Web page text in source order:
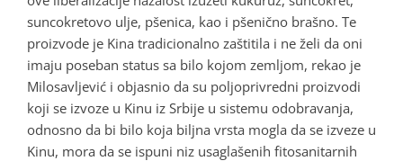
suncokretovo ulje, pšenica, kao i pšenično brašno. Te
proizvode je Kina tradicionalno zaštitila i ne želi da oni
imaju poseban status sa bilo kojom zemljom, rekao je
Milosavljević i objasnio da su poljoprivredni proizvodi
koji se izvoze u Kinu iz Srbije u sistemu odobravanja,
odnosno da bi bilo koja biljna vrsta mogla da se izveze u
Kinu, mora da se ispuni niz usaglašenih fitosanitarnih